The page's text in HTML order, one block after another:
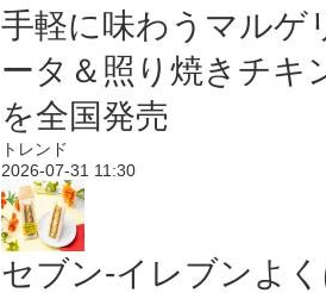
手軽に味わうマルゲ
ータ＆照り焼きチキ
を全国発売
トレンド
2026-07-31 11:30
セブン‐イレブンよ